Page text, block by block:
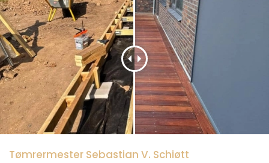
Tømrermester Sebastian V. Schiøtt